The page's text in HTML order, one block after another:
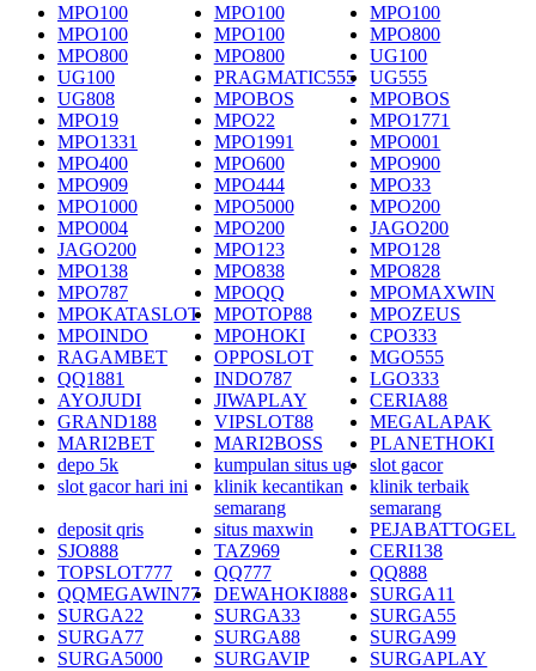
MPO100 MPO100
MPO100
MPO100
MPO100
MPO800
MPO800
MPO800
UG100
UG100
PRAGMATIC555
UG555
UG808
MPOBOS
MPOBOS
MPO19
MPO22
MPO1771
MPO1331
MPO1991
MPO001
MPO400
MPO600
MPO900
MPO909
MPO444
MPO33
MPO1000
MPO5000
MPO200
MPO004
MPO200
JAGO200
JAGO200
MPO123
MPO128
MPO138
MPO838
MPO828
MPO787
MPOQQ
MPOMAXWIN
MPOKATASLOT
MPOTOP88
MPOZEUS
MPOINDO
MPOHOKI
CPO333
RAGAMBET
OPPOSLOT
MGO555
QQ1881
INDO787
LGO333
AYOJUDI
JIWAPLAY
CERIA88
GRAND188
VIPSLOT88
MEGALAPAK
MARI2BET
MARI2BOSS
PLANETHOKI
depo 5k
kumpulan situs ug
slot gacor
slot gacor hari ini
klinik kecantikan
semarang
klinik terbaik
semarang
deposit qris
situs maxwin
PEJABATTOGEL
SJO888
TAZ969
CERI138
TOPSLOT777
QQ777
QQ888
QQMEGAWIN77
DEWAHOKI888
SURGA11
SURGA22
SURGA33
SURGA55
SURGA77
SURGA88
SURGA99
SURGA5000
SURGAVIP
SURGAPLAY